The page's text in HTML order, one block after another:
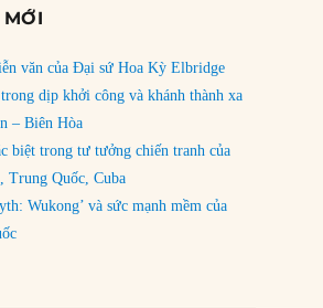
văn của Đại sứ Hoa Kỳ Elbridge
dịp khởi công và khánh thành xa
– Biên Hòa
biệt trong tư tưởng chiến tranh của
Trung Quốc, Cuba
Wukong’ và sức mạnh mềm của